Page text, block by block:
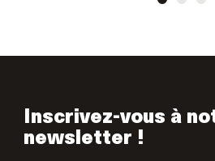
Inscrivez-vous à
newsletter !